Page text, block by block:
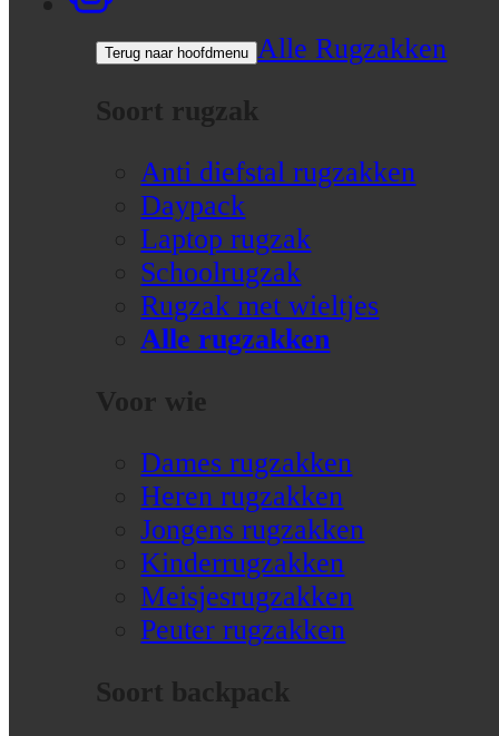
Terug naar hoofdmenu Alle Rugzakken
Soort rugzak
Anti diefstal rugzakken
Daypack
Laptop rugzak
Schoolrugzak
Rugzak met wieltjes
Alle rugzakken
Voor wie
Dames rugzakken
Heren rugzakken
Jongens rugzakken
Kinderrugzakken
Meisjesrugzakken
Peuter rugzakken
Soort backpack